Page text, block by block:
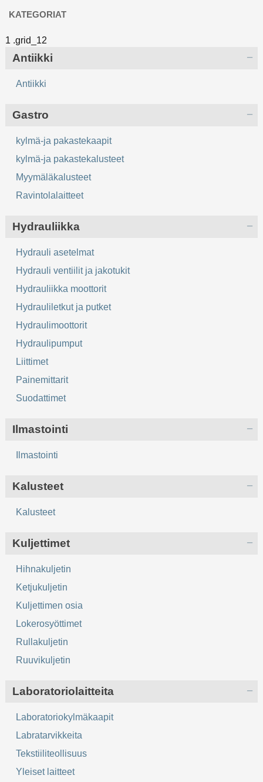
KATEGORIAT
Antiikki
Antiikki
Gastro
kylmä-ja pakastekaapit
kylmä-ja pakastekalusteet
Myymäläkalusteet
Ravintolalaitteet
Hydrauliikka
Hydrauli asetelmat
Hydrauli ventiilit ja jakotukit
Hydrauliikka moottorit
Hydrauliletkut ja putket
Hydraulimoottorit
Hydraulipumput
Liittimet
Painemittarit
Suodattimet
Ilmastointi
Ilmastointi
Kalusteet
Kalusteet
Kuljettimet
Hihnakuljetin
Ketjukuljetin
Kuljettimen osia
Lokerosyöttimet
Rullakuljetin
Ruuvikuljetin
Laboratoriolaitteita
Laboratoriokylmäkaapit
Labratarvikkeita
Tekstiiliteollisuus
Yleiset laitteet